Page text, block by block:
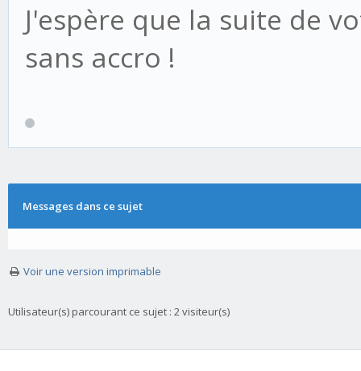
J'espère que la suite de
sans accro !
Messages dans ce sujet
Voir une version imprimable
Utilisateur(s) parcourant ce sujet : 2 visiteur(s)